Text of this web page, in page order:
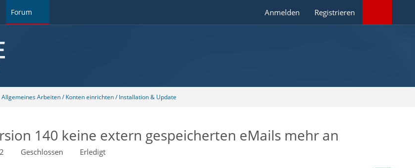
Forum Anmelden Registrieren
Allgemeines Arbeiten / Konten einrichten / Installation & Update
140 keine extern gespeicherten eMails mehr an
Geschlossen Erledigt